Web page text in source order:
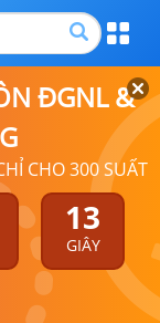
ĐGNL &
CHO 300 SUẤT
12
GIÂY